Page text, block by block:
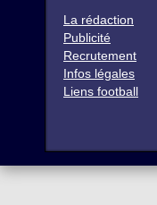
La rédaction
Publicité
Recrutement
Infos légales
Liens football